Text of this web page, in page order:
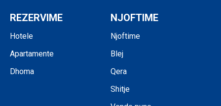
REZERVIME
Hotele
Apartamente
Dhoma
NJOFTIME
Njoftime
Blej
Qera
Shitje